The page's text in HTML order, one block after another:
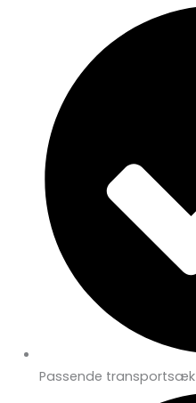
Passende transportsæk